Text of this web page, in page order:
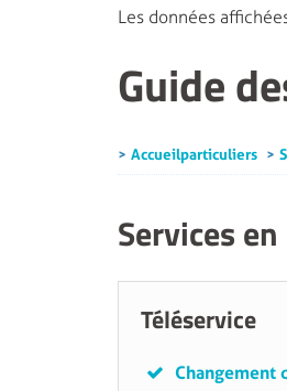
Les données
Guide
Accueil particuliers
Services
Téléservice
Changement